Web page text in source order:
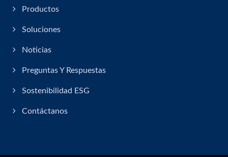
Productos
Soluciones
Noticias
Preguntas Y Respuestas
Sostenibilidad ESG
Contáctanos